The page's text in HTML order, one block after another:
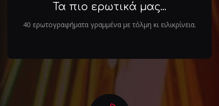
Τα πιο ερωτικά μας...
40 ερωτογραφήματα γραμμένα με τόλμη κι ειλικρίνεια.